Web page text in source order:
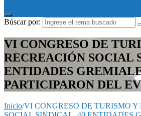
Búscar por:
VI CONGRESO DE
RECREACIÓN SOCIAL
ENTIDADES
PARTICIPARON DEL
Inicio/VI CONGRESO DE TURISMO Y